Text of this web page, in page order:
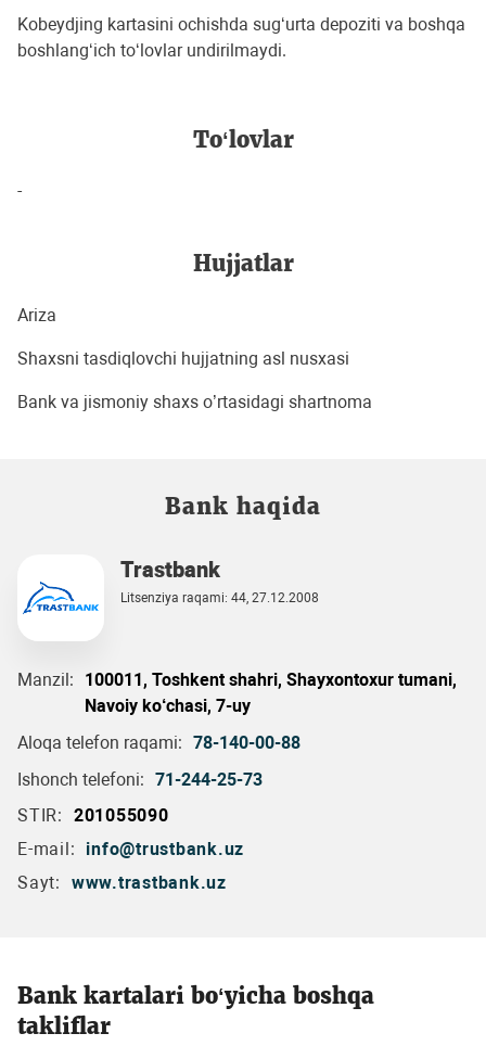
Kobeydjing kartasini ochishda sug‘urta depoziti va boshqa
boshlang‘ich to‘lovlar undirilmaydi.
To‘lovlar
-
Hujjatlar
Ariza
Shaxsni tasdiqlovchi hujjatning asl nusxasi
Bank va jismoniy shaxs o’rtasidagi shartnoma
Bank haqida
Trastbank
Litsenziya raqami: 44, 27.12.2008
Manzil:
100011, Toshkent shahri, Shayxontoxur tumani,
Navoiy ko‘chasi, 7-uy
Aloqa telefon raqami: 78-140-00-88
Ishonch telefoni: 71-244-25-73
STIR:
201055090
E-mail:
info@trustbank.uz
Sayt:
www.trastbank.uz
Bank kartalari bo‘yicha boshqa
takliflar